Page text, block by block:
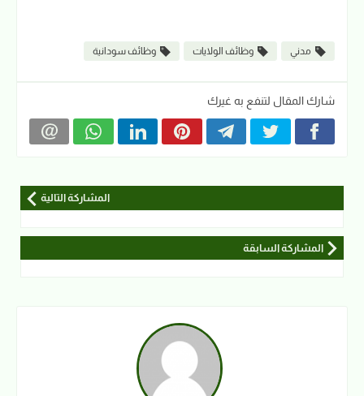
مدني وظائف الولايات وظائف سودانية
شارك المقال لتنفع به غيرك
المشاركة التالية
المشاركة السابقة